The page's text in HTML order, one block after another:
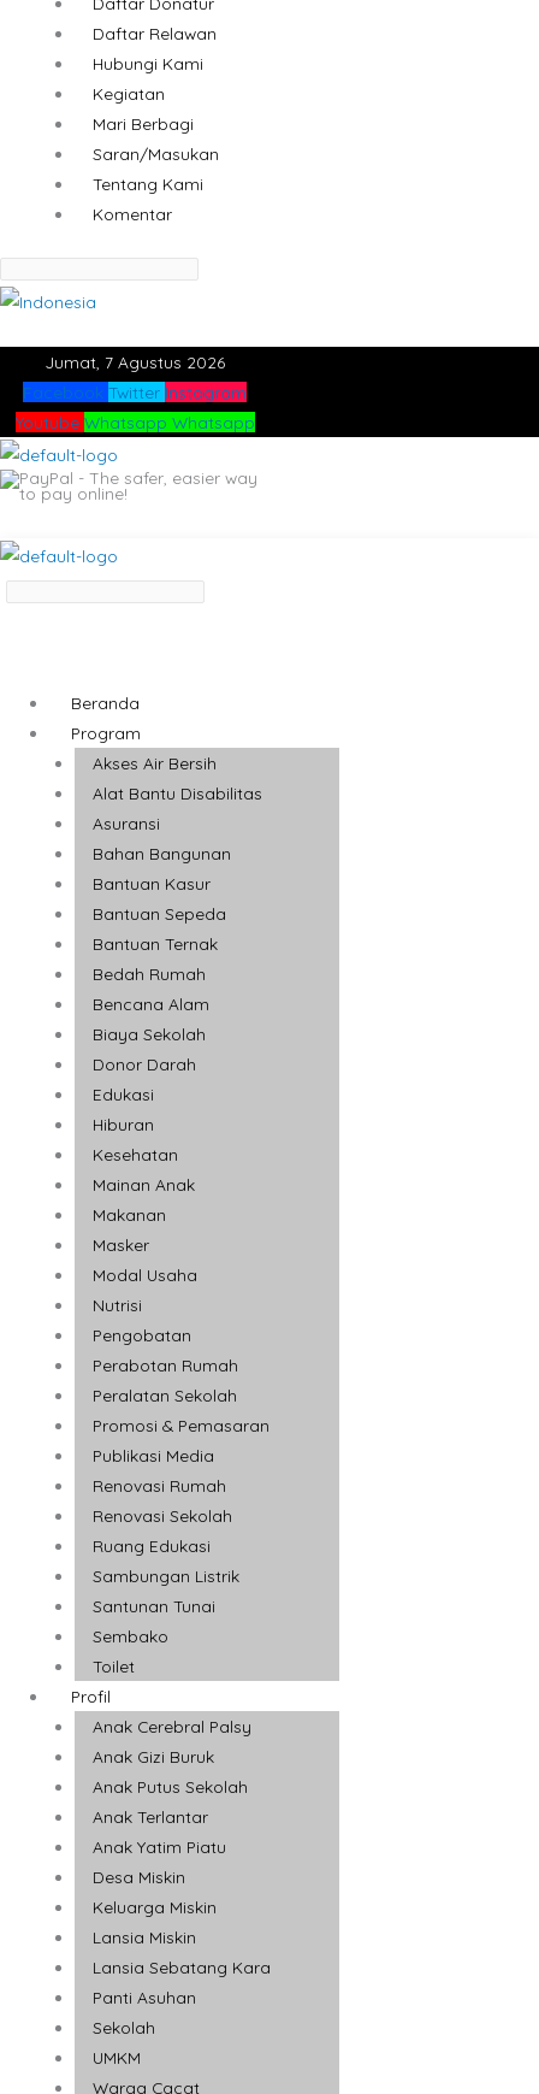
Daftar Relawan
Hubungi Kami
Kegiatan
Mari Berbagi
Saran/Masukan
Tentang Kami
Komentar
Jumat, 7 Agustus 2026
Facebook Twitter Instagram
Youtube Whatsapp Whatsapp
Beranda
Program
Akses Air Bersih
Alat Bantu Disabilitas
Asuransi
Bahan Bangunan
Bantuan Kasur
Bantuan Sepeda
Bantuan Ternak
Bedah Rumah
Bencana Alam
Biaya Sekolah
Donor Darah
Edukasi
Hiburan
Kesehatan
Mainan Anak
Makanan
Masker
Modal Usaha
Nutrisi
Pengobatan
Perabotan Rumah
Peralatan Sekolah
Promosi & Pemasaran
Publikasi Media
Renovasi Rumah
Renovasi Sekolah
Ruang Edukasi
Sambungan Listrik
Santunan Tunai
Sembako
Toilet
Profil
Anak Cerebral Palsy
Anak Gizi Buruk
Anak Putus Sekolah
Anak Terlantar
Anak Yatim Piatu
Desa Miskin
Keluarga Miskin
Lansia Miskin
Lansia Sebatang Kara
Panti Asuhan
Sekolah
UMKM
Warga Cacat